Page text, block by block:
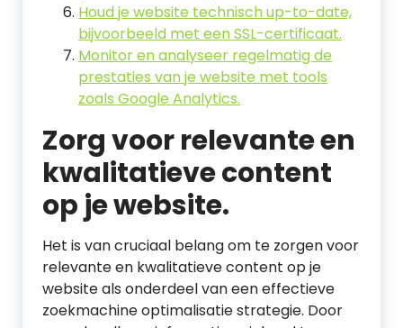
Houd je website technisch up-to-date,
bijvoorbeeld met een SSL-certificaat.
Monitor en analyseer regelmatig de
prestaties van je website met tools
zoals Google Analytics.
Zorg voor relevante en
kwalitatieve content
op je website.
Het is van cruciaal belang om te zorgen voor
relevante en kwalitatieve content op je
website als onderdeel van een effectieve
zoekmachine optimalisatie strategie. Door